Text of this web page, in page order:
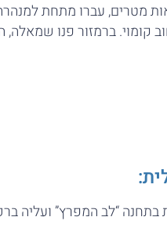
מטרים, עברו מתחת
קומוי. ברמזור פנו
“לב המפרץ” ועליה